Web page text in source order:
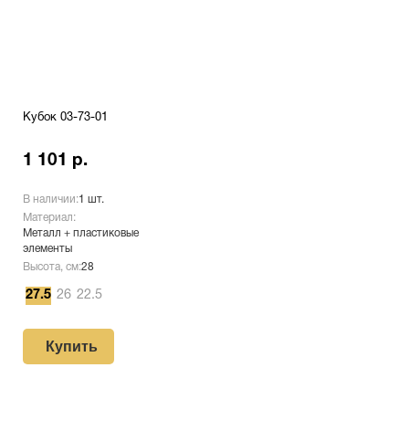
Кубок 03-73-01
1 101 р.
В наличии:1 шт.
Материал:
Металл + пластиковые
элементы
Высота, см:28
27.5 26 22.5
Купить